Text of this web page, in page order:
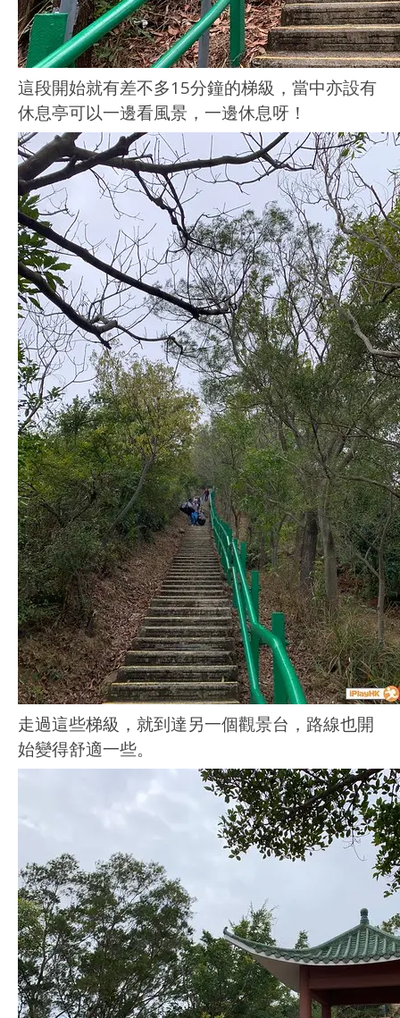
這段開始就有差不多15分鐘的梯級，當中亦設有
休息亭可以一邊看風景，一邊休息呀！
走過這些梯級，就到達另一個觀景台，路線也開
始變得舒適一些。